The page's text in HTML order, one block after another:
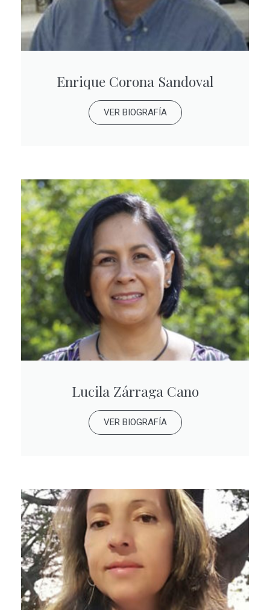
Enrique Corona Sandoval
VER BIOGRAFÍA
Lucila Zárraga Cano
VER BIOGRAFÍA